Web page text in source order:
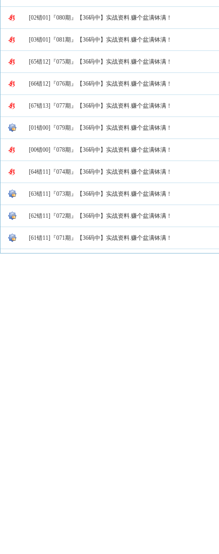
[02错01]『080期』【36码中】实战资料.赚个盆满钵满！
[03错01]『081期』【36码中】实战资料.赚个盆满钵满！
[65错12]『075期』【36码中】实战资料.赚个盆满钵满！
[66错12]『076期』【36码中】实战资料.赚个盆满钵满！
[67错13]『077期』【36码中】实战资料.赚个盆满钵满！
[01错00]『079期』【36码中】实战资料.赚个盆满钵满！
[00错00]『078期』【36码中】实战资料.赚个盆满钵满！
[64错11]『074期』【36码中】实战资料.赚个盆满钵满！
[63错11]『073期』【36码中】实战资料.赚个盆满钵满！
[62错11]『072期』【36码中】实战资料.赚个盆满钵满！
[61错11]『071期』【36码中】实战资料.赚个盆满钵满！